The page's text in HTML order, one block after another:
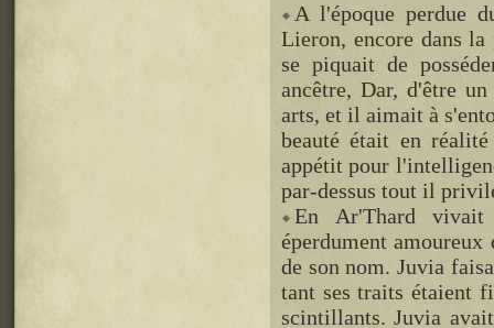
A l'époque perdue
Lieron, encore dans
se piquait de
ancêtre, Dar, d'être
arts, et il aimait à
beauté était en
appétit pour
par-dessus tout il
En Ar'Thard vivait
éperdument
de son nom. Juvia
tant ses traits étaient
scintillants. Juvia